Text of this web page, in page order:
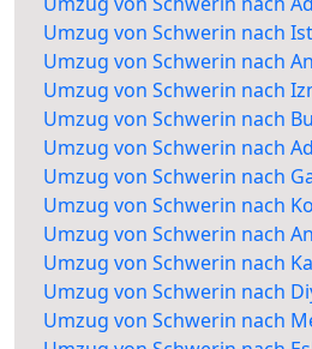
Umzug von Schwerin nach
Umzug von Schwerin nach
Umzug von Schwerin nach
Umzug von Schwerin nach
Umzug von Schwerin nach
Umzug von Schwerin nach
Umzug von Schwerin nach
Umzug von Schwerin nach
Umzug von Schwerin nach
Umzug von Schwerin nach
Umzug von Schwerin nach